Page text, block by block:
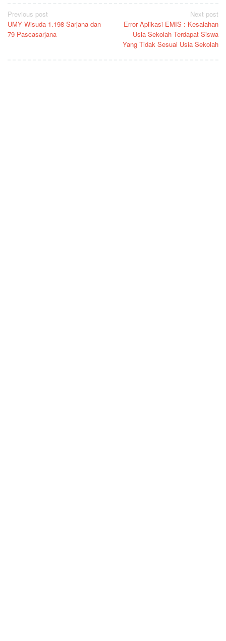
Post
navigation
Previous post
UMY Wisuda 1.198 Sarjana dan
79 Pascasarjana
Next post
Error Aplikasi EMIS : Kesalahan
Usia Sekolah Terdapat Siswa
Yang Tidak Sesuai Usia Sekolah